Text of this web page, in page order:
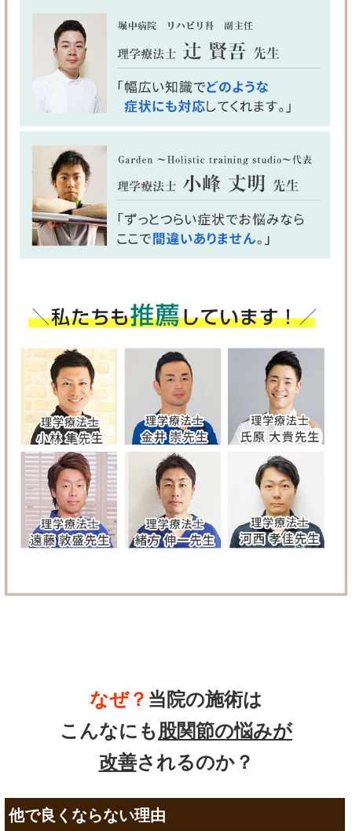
なぜ？ 当院の施術は
こんなにも股関節の悩みが
改善されるのか？
他で良くならない理由